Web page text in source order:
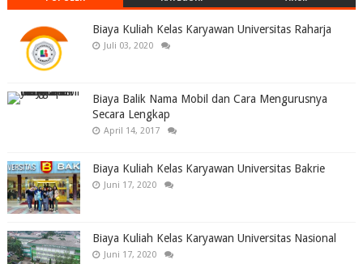
Biaya Kuliah Kelas Karyawan Universitas Raharja
Juli 03, 2020
Biaya Balik Nama Mobil dan Cara Mengurusnya
Secara Lengkap
April 14, 2017
Biaya Kuliah Kelas Karyawan Universitas Bakrie
Juni 17, 2020
Biaya Kuliah Kelas Karyawan Universitas Nasional
Juni 17, 2020